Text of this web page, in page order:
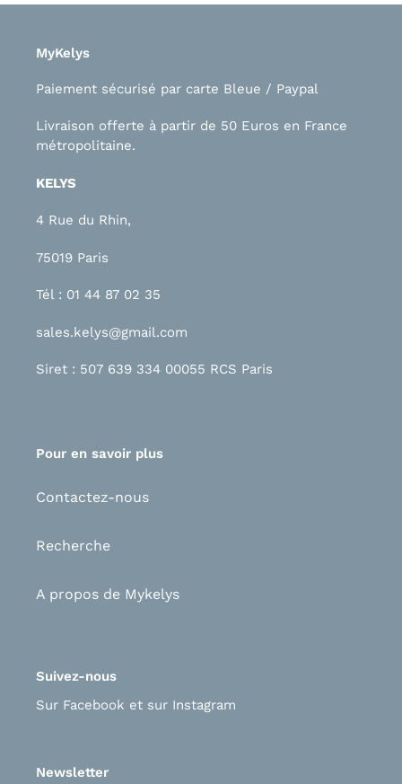
MyKelys
Paiement sécurisé par carte Bleue / Paypal
Livraison offerte à partir de 50 Euros en France
métropolitaine.
KELYS
4 Rue du Rhin,
75019 Paris
Tél : 01 44 87 02 35
sales.kelys@gmail.com
Siret : 507 639 334 00055 RCS Paris
Pour en savoir plus
Contactez-nous
Recherche
A propos de Mykelys
Suivez-nous
Sur Facebook et sur Instagram
Newsletter